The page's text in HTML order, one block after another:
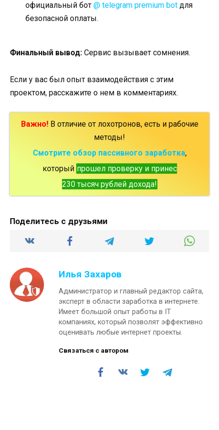
официальный бот @ telegram premium bot для
безопасной оплаты.
Финальный вывод: Сервис вызывает сомнения.
Если у вас был опыт взаимодействия с этим
проектом, расскажите о нем в комментариях.
Важно!В отличие от лохотронов, есть и рабочие
методы!
Смотрите обзор пассивного заработка,
который прошел проверку и принес
230 тысяч рублей дохода!
Поделитесь с друзьями
Илья Захаров
Администратор и главный редактор сайта,
эксперт в области заработка в интернете.
Имеет большой опыт работы в IT
компаниях, который позволят эффективно
оценивать любые интернет проекты.
Связаться с автором